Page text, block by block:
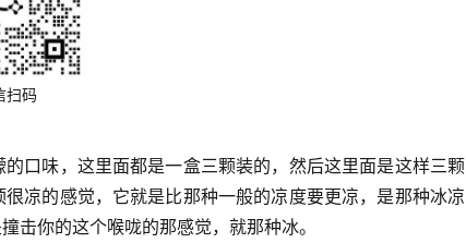
扫码
口味，这里面都是一盒三颗装的，然后这里面是这样三颗
凉的感觉，它就是比那种一般的凉度要更凉，是那种冰凉
击你的这个喉咙的那感觉，就那种冰。